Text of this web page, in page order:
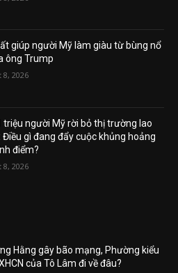
giúp người Mỹ làm giàu từ bùng nổ
ông Trump
8, 2026
triệu người Mỹ rời bỏ thị trường lao
Điều gì đang đẩy cuộc khủng hoảng
điểm?
8, 2026
Hằng gây bão mạng, Phường kiểu
của Tô Lâm đi về đâu?